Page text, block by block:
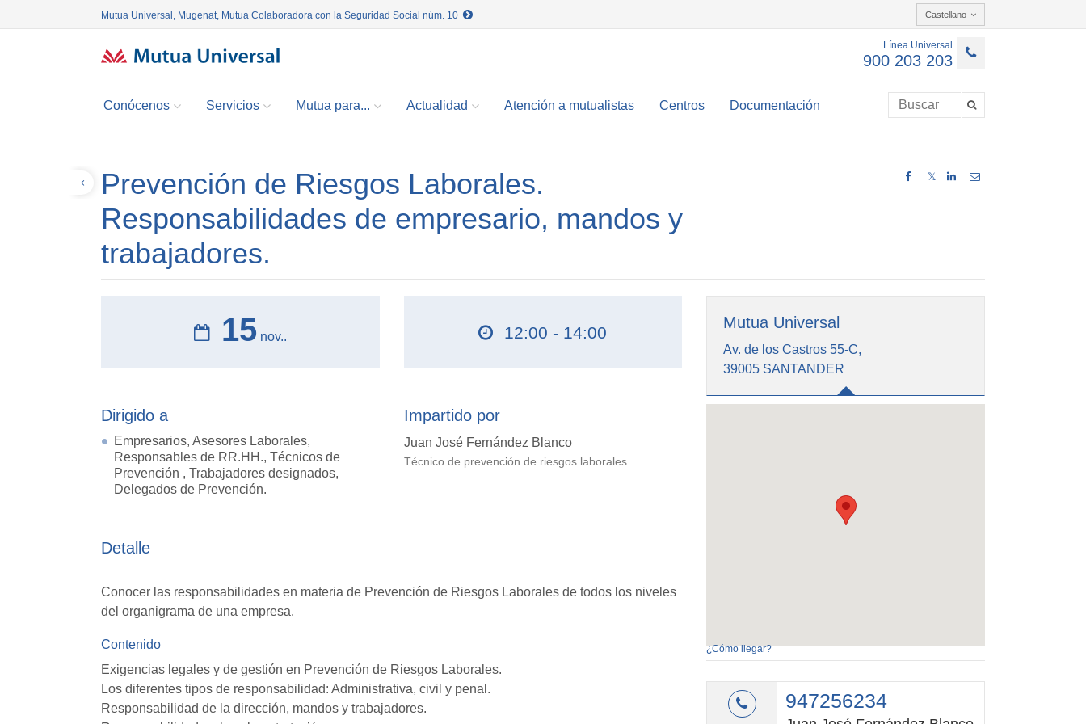
Mutua Universal, Mugenat, Mutua Colaboradora con la Seguridad Social núm. 10 Castellano
Línea Universal
900 203 203
Conócenos Servicios Mutua para... Actualidad Atención a mutualistas Centros Documentación
𝕏
Prevención de Riesgos Laborales.
Responsabilidades de empresario, mandos y
trabajadores.
15 nov.. 12:00 - 14:00
Dirigido a
Empresarios, Asesores Laborales,
Responsables de RR.HH., Técnicos de
Prevención , Trabajadores designados,
Delegados de Prevención.
Impartido por
Juan José Fernández Blanco
Técnico de prevención de riesgos laborales
Detalle
Conocer las responsabilidades en materia de Prevención de Riesgos Laborales de todos los niveles
del organigrama de una empresa.
Contenido
Exigencias legales y de gestión en Prevención de Riesgos Laborales.
Los diferentes tipos de responsabilidad: Administrativa, civil y penal.
Responsabilidad de la dirección, mandos y trabajadores.
Mutua Universal
Av. de los Castros 55-C,
39005 SANTANDER
¿Cómo llegar?
947256234